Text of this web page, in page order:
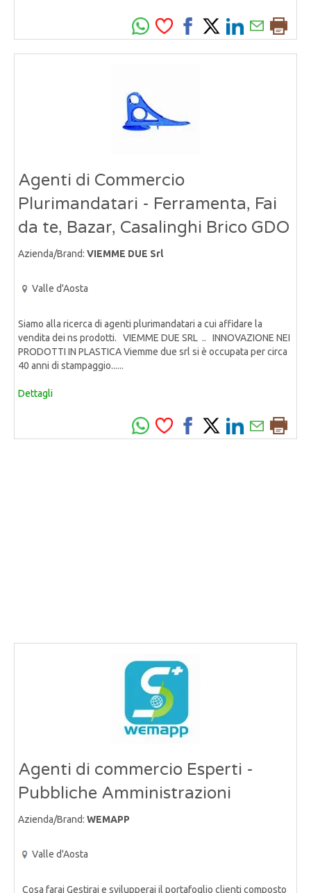
Agenti di Commercio
Plurimandatari - Ferramenta, Fai
da te, Bazar, Casalinghi Brico GDO
Azienda/Brand: VIEMME DUE Srl
Valle d'Aosta
Siamo alla ricerca di agenti plurimandatari a cui affidare la
vendita dei ns prodotti. VIEMME DUE SRL .. INNOVAZIONE NEI
PRODOTTI IN PLASTICA Viemme due srl si è occupata per circa
40 anni di stampaggio......
Dettagli
Agenti di commercio Esperti -
Pubbliche Amministrazioni
Azienda/Brand: WEMAPP
Valle d'Aosta
Cosa farai Gestirai e svilupperai il portafoglio clienti composto